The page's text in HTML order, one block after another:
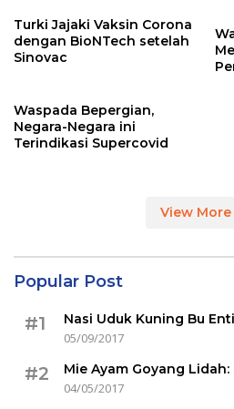
Turki Jajaki Vaksin Corona
dengan BioNTech setelah
Sinovac
Waspada Bepergian,
Negara-Negara ini
Terindikasi Supercovid
View More
Popular Post
#1
Nasi Uduk Kuning Bu
05/09/2017
#2
Mie Ayam Goyang
04/05/2017